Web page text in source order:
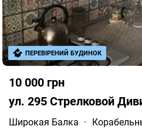
10 000 грн
ул. 295 Стрелковой
Широкая Балка ·
ПЕРЕВІРЕНИЙ БУДИНОК